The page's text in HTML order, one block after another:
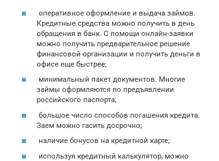
оперативное оформление и выдача займов.
Кредитные средства можно получить в день
обращения в банк. С помощи онлайн-заявки
можно получить предварительное решение
финансовой организации и получить деньги в
офисе еще быстрее;
минимальный пакет документов. Многие
займы оформляются по предъявлении
российского паспорта;
большое число способов погашения кредита.
Заем можно гасить досрочно;
наличие бонусов на кредитной карте;
используя кредитный калькулятор, можно